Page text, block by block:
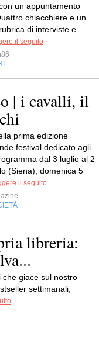
un appuntamento
chiacchiere e un
di interviste e
il seguito
| i cavalli, il
prima edizione
festival dedicato agli
dal 3 luglio al 2
(Siena), domenica 5
il seguito
libreria:
giace sul nostro
settimanali,